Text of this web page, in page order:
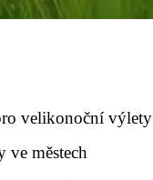
velikonoční výlety
městech